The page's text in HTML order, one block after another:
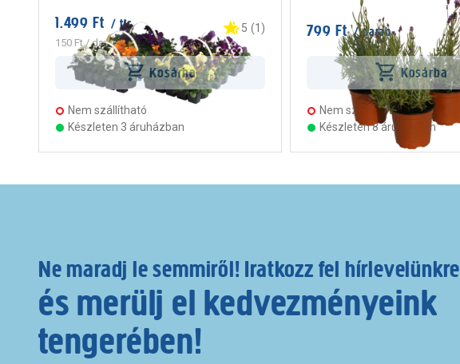
1.499 Ft / tlc
150 Ft/ darab
5 (1 )
Kosárba
Nem szállítható
Készleten 3 áruházban
799 Ft / darab
Kosárba
Nem szállítható
Készleten 8 áruházban
Ne maradj le semmiről! Iratkozz fel hírlevelünkre
és merülj el kedvezményeink
tengerében!